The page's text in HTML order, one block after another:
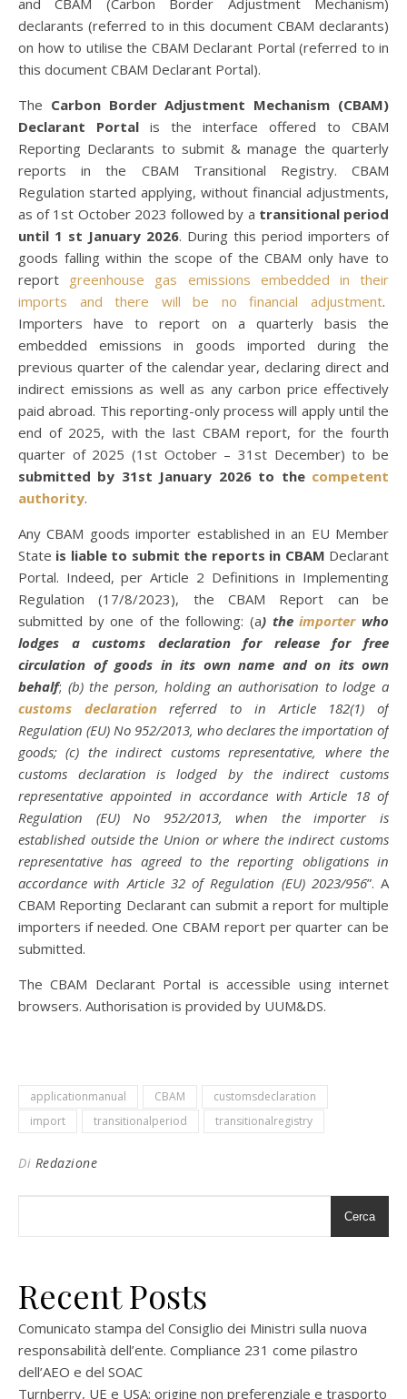
and CBAM (Carbon Border Adjustment Mechanism)
declarants (referred to in this document CBAM declarants)
on how to utilise the CBAM Declarant Portal (referred to in
this document CBAM Declarant Portal).
The Carbon Border Adjustment Mechanism (CBAM)
Declarant Portal is the interface offered to CBAM
Reporting Declarants to submit & manage the quarterly
reports in the CBAM Transitional Registry. CBAM
Regulation started applying, without financial adjustments,
as of 1st October 2023 followed by a transitional period
until 1 st January 2026. During this period importers of
goods falling within the scope of the CBAM only have to
report greenhouse gas emissions embedded in their
imports and there will be no financial adjustment.
Importers have to report on a quarterly basis the
embedded emissions in goods imported during the
previous quarter of the calendar year, declaring direct and
indirect emissions as well as any carbon price effectively
paid abroad. This reporting-only process will apply until the
end of 2025, with the last CBAM report, for the fourth
quarter of 2025 (1st October – 31st December) to be
submitted by 31st January 2026 to the competent
authority.
Any CBAM goods importer established in an EU Member
State is liable to submit the reports in CBAM Declarant
Portal. Indeed, per Article 2 Definitions in Implementing
Regulation (17/8/2023), the CBAM Report can be
submitted by one of the following: (a) theimporterwho
lodges a customs declaration for release for free
circulation of goods in its own name and on its own
behalf; (b) the person, holding an authorisation to lodge a
customs declarationreferred to in Article 182(1) of
Regulation (EU) No 952/2013, who declares the importation of
goods; (c) the indirect customs representative, where the
customs declaration is lodged by the indirect customs
representative appointed in accordance with Article 18 of
Regulation (EU) No 952/2013, when the importer is
established outside the Union or where the indirect customs
representative has agreed to the reporting obligations in
accordance with Article 32 of Regulation (EU) 2023/956”. A
CBAM Reporting Declarant can submit a report for multiple
importers if needed. One CBAM report per quarter can be
submitted.
The CBAM Declarant Portal is accessible using internet
browsers. Authorisation is provided by UUM&DS.
applicationmanual CBAM
customsdeclaration
import
transitionalperiod transitionalregistry
Di Redazione
Cerca
Recent Posts
Comunicato stampa del Consiglio dei Ministri sulla nuova
responsabilità dell’ente. Compliance 231 come pilastro
dell’AEO e del SOAC
Turnberry, UE e USA: origine non preferenziale e trasporto